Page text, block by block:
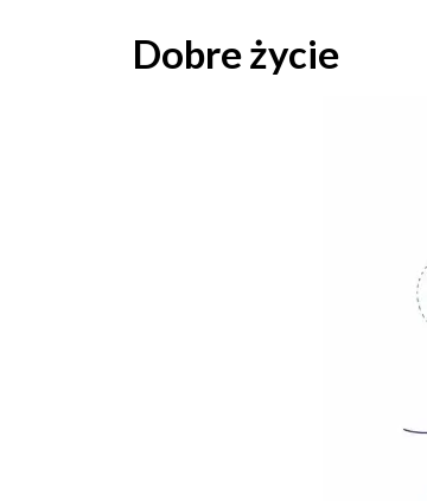
Dobre życie